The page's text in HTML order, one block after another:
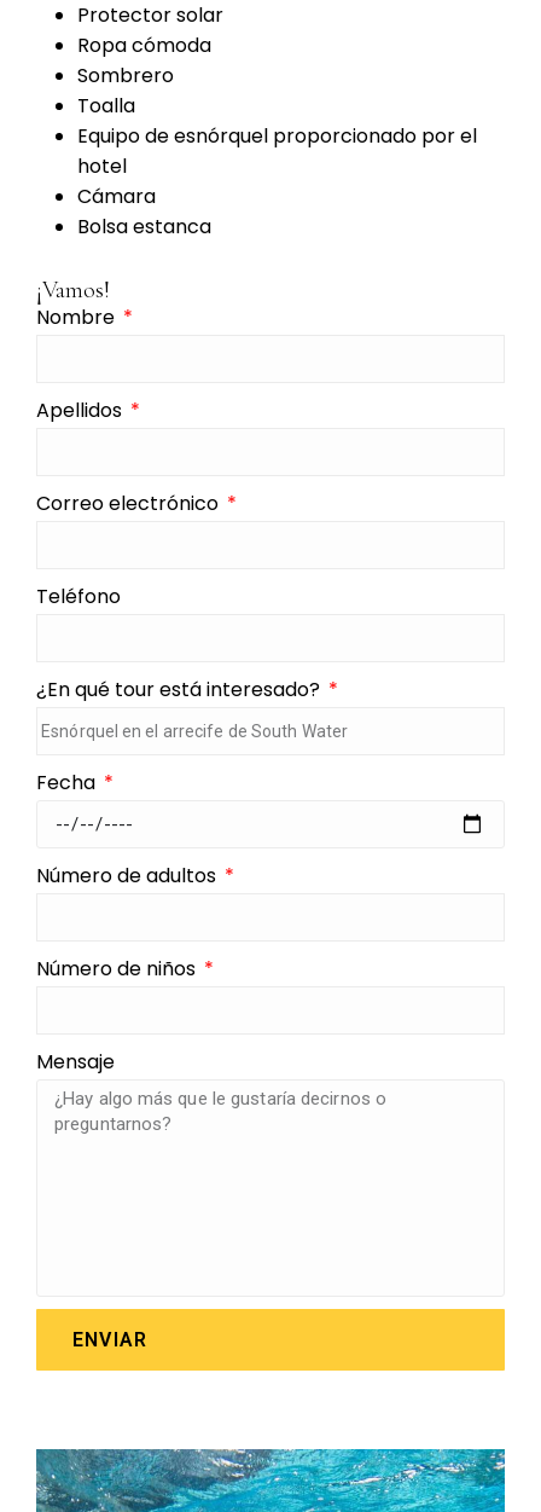
Protector solar
Ropa cómoda
Sombrero
Toalla
Equipo de esnórquel proporcionado por el
hotel
Cámara
Bolsa estanca
¡Vamos!
Nombre
Apellidos
Correo electrónico
Teléfono
¿En qué tour está interesado?
Fecha
Número de adultos
Número de niños
Mensaje
ENVIAR